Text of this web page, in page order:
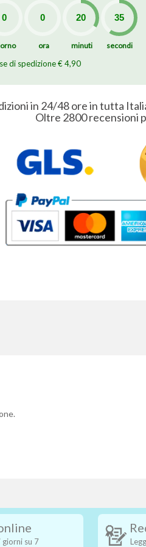
ora minuti secondi
di spedizione € 4,90
in 24/48 ore in tutta
Oltre 2800 recensioni
giorni su 7